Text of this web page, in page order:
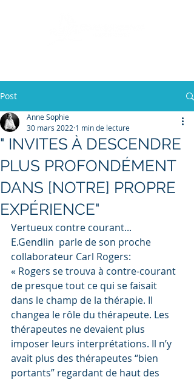
Post
" INVITES À DESCENDRE
PLUS PROFONDÉMENT
DANS [NOTRE] PROPRE
EXPÉRIENCE"
Anne Sophie
30 mars 2022 1 min de lecture
Vertueux contre courant...
E.Gendlin  parle de son proche
collaborateur Carl Rogers:
« Rogers se trouva à contre-courant
de presque tout ce qui se faisait
dans le champ de la thérapie. Il
changea le rôle du thérapeute. Les
thérapeutes ne devaient plus
imposer leurs interprétations. Il n’y
avait plus des thérapeutes “bien
portants” regardant de haut des